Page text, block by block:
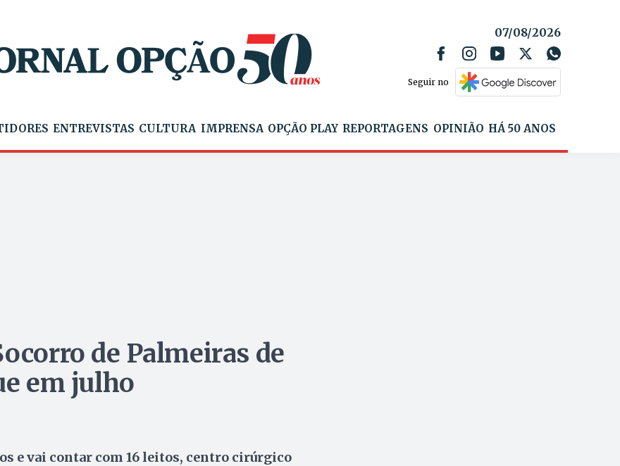
07/08/2026
Seguir no
ENTREVISTAS CULTURA IMPRENSA OPÇÃO PLAY REPORTAGENS OPINIÃO HÁ 50 ANOS
de Palmeiras de
em julho
e vai contar com 16 leitos, centro cirúrgico